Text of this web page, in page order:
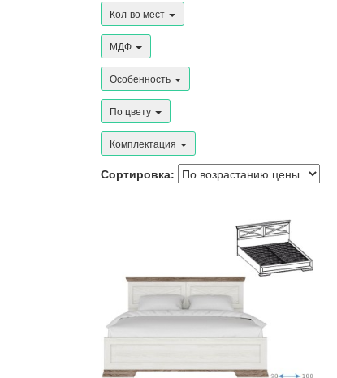
Кол-во мест
МДФ
Особенность
По цвету
Комплектация
Сортировка: